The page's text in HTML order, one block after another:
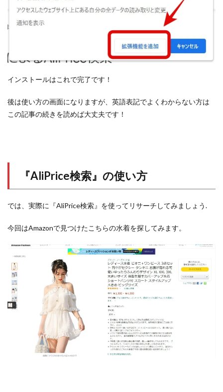
インストールはこれで完了です！
後は使い方の画面になりますが、英語表記でよくわからない方は
この記事の続きを読めば大丈夫です！
『AliPrice検索』の使い方
では、実際に『AliPrice検索』を使ってリサーチしてみましょう.
今回はAmazonで見つけたこちらの水着を探してみます。